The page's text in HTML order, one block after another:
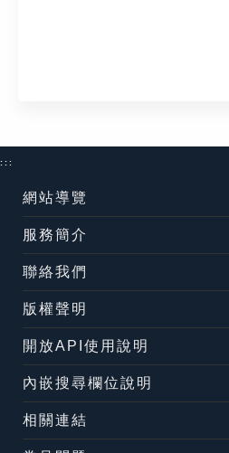
:::
網站導覽
服務簡介
聯絡我們
版權聲明
開放API使用說明
內嵌搜尋欄位說明
相關連結